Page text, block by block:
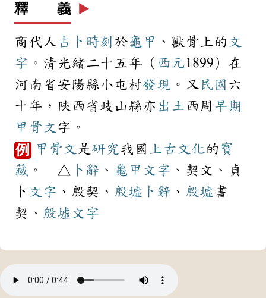
釋 義 ▶️
商代人 占卜 時刻 於龜甲 、獸骨上的 文
字 。清光緒二十五年（ 西元1899）在
河南省安陽縣小屯村發現 。又 民國 六
十年，陝西省歧山縣亦 出土 西周 早期
甲骨文 字。
例 甲骨文 是 研究 我國 上古 文化的 寶
藏 。 △ 卜辭 、 龜甲 文字 、契文、貞
卜 文字 、殷契、 殷墟 卜辭 、 殷墟 書
契、 殷墟 文字